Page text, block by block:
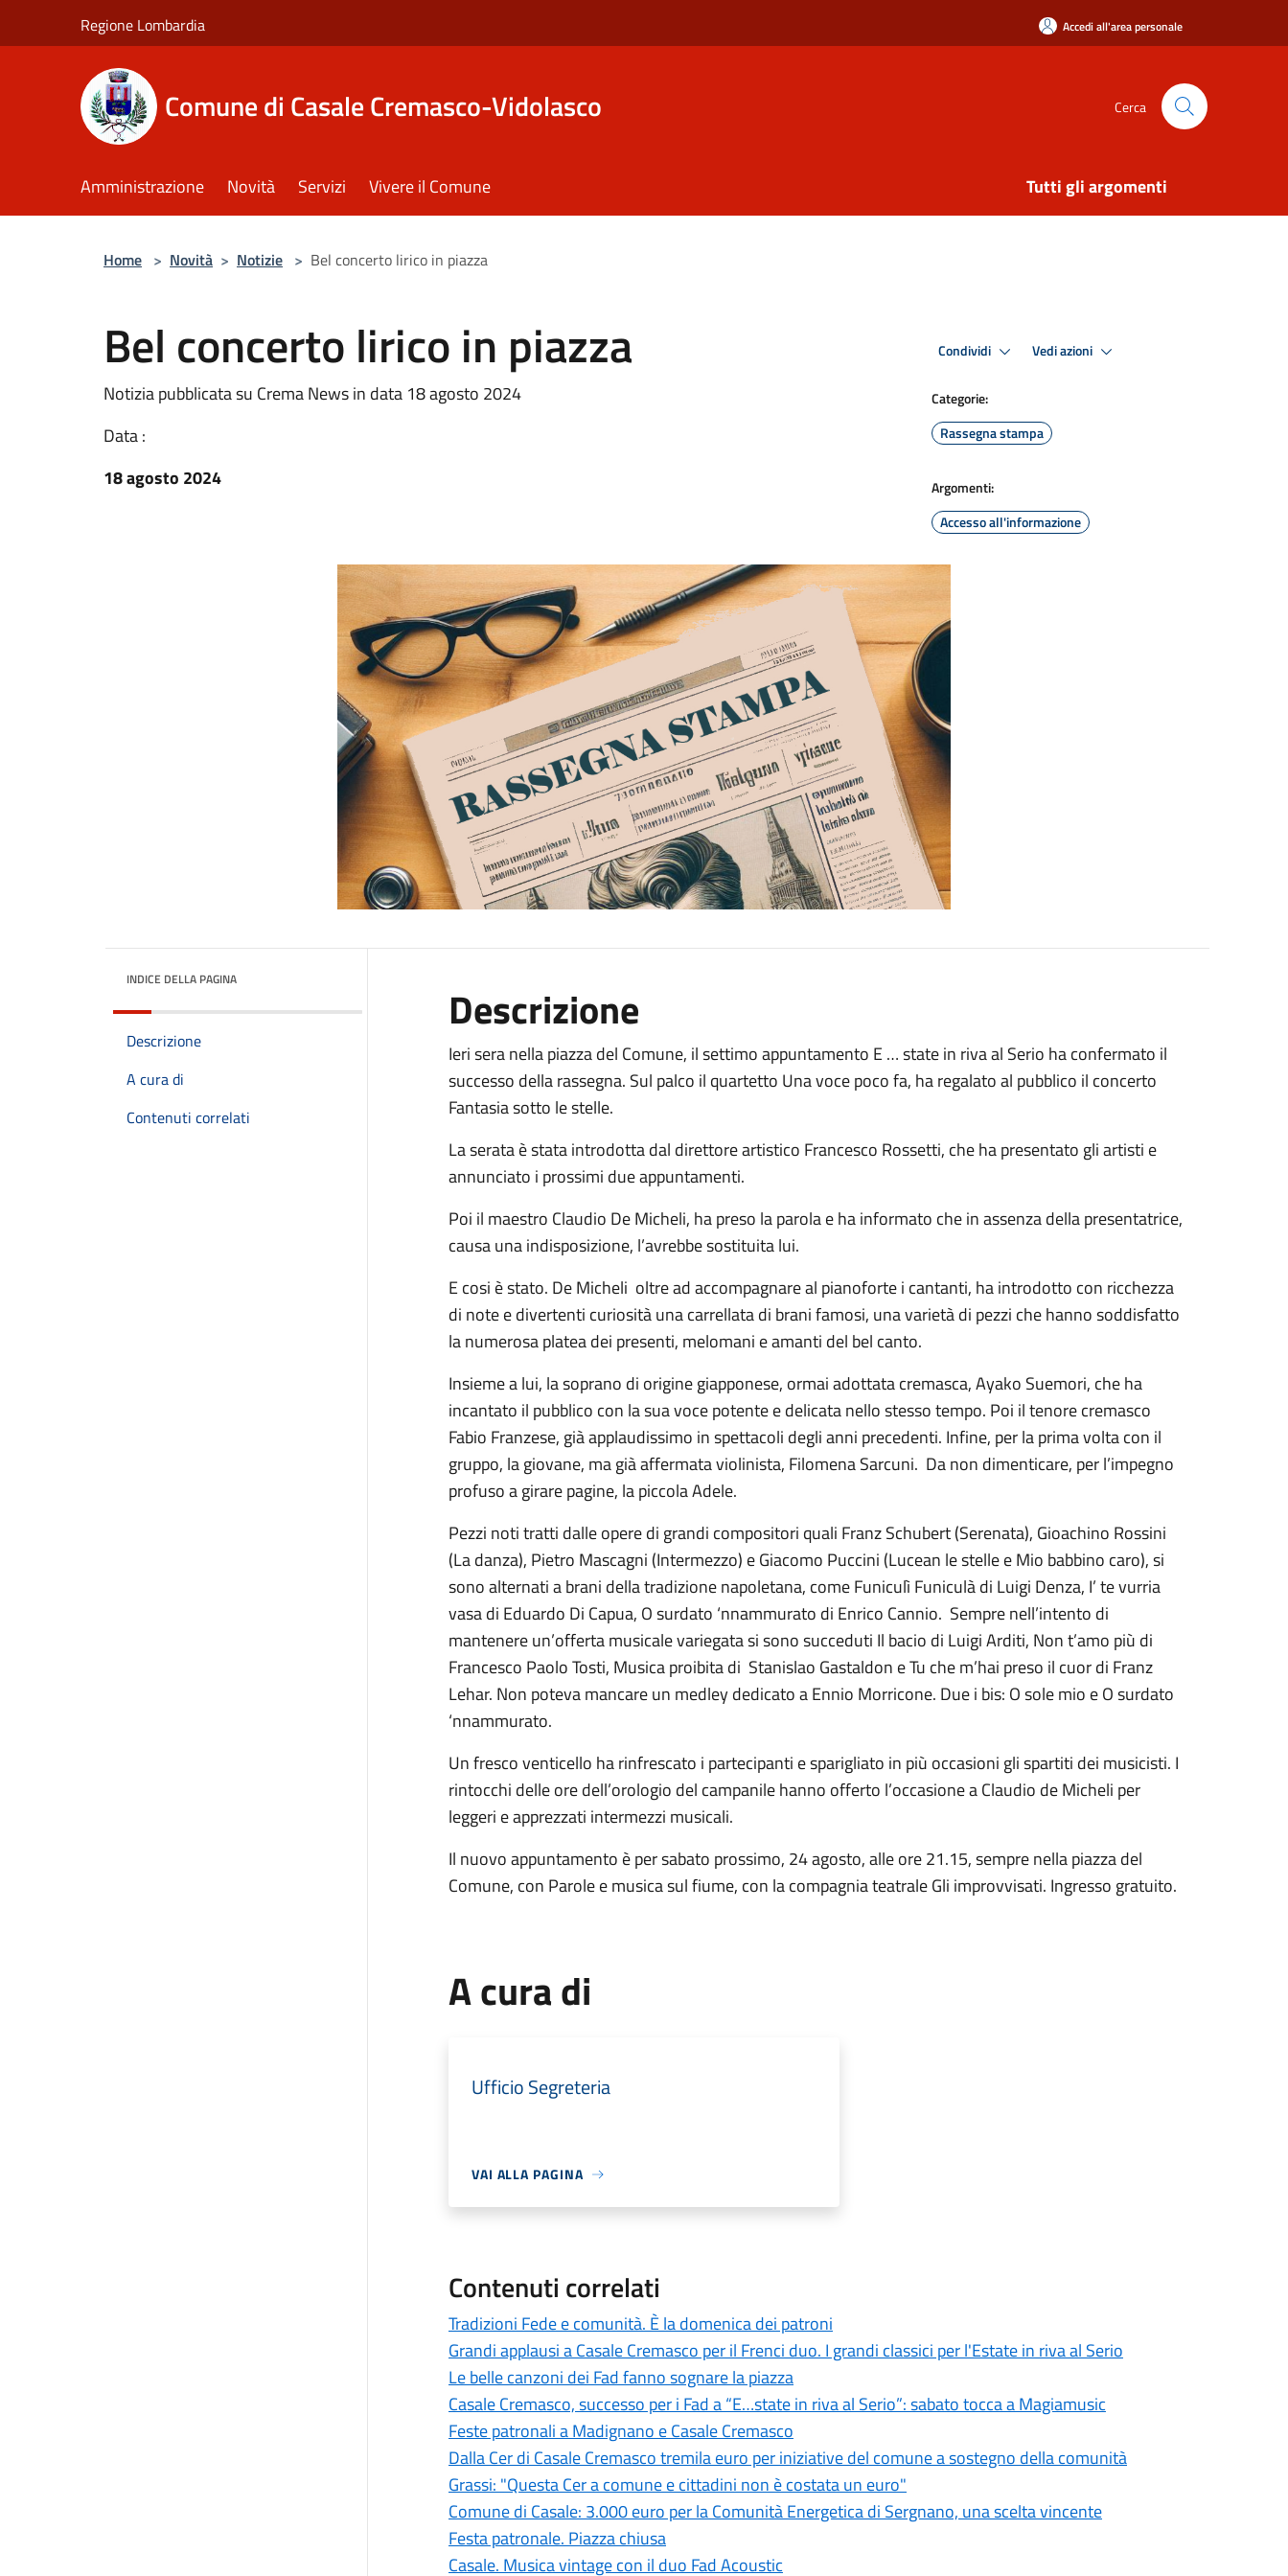
Regione Lombardia Accedi all'area personale
Comune di Casale Cremasco-Vidolasco Cerca
Amministrazione Novità Servizi Vivere il Comune Tutti gli argomenti
Home > Novità > Notizie > Bel concerto lirico in piazza
Bel concerto lirico in piazza
Notizia pubblicata su Crema News in data 18 agosto 2024
Data :
18 agosto 2024
Condividi Vedi azioni
Categorie:
Rassegna stampa
Argomenti:
Accesso all'informazione
INDICE DELLA PAGINA
Descrizione
A cura di
Contenuti correlati
Descrizione
Ieri sera nella piazza del Comune, il settimo appuntamento E … state in riva al Serio ha confermato il
successo della rassegna. Sul palco il quartetto Una voce poco fa, ha regalato al pubblico il concerto
Fantasia sotto le stelle.
La serata è stata introdotta dal direttore artistico Francesco Rossetti, che ha presentato gli artisti e
annunciato i prossimi due appuntamenti.
Poi il maestro Claudio De Micheli, ha preso la parola e ha informato che in assenza della presentatrice,
causa una indisposizione, l’avrebbe sostituita lui.
E cosi è stato. De Micheli oltre ad accompagnare al pianoforte i cantanti, ha introdotto con ricchezza
di note e divertenti curiosità una carrellata di brani famosi, una varietà di pezzi che hanno soddisfatto
la numerosa platea dei presenti, melomani e amanti del bel canto.
Insieme a lui, la soprano di origine giapponese, ormai adottata cremasca, Ayako Suemori, che ha
incantato il pubblico con la sua voce potente e delicata nello stesso tempo. Poi il tenore cremasco
Fabio Franzese, già applaudissimo in spettacoli degli anni precedenti. Infine, per la prima volta con il
gruppo, la giovane, ma già affermata violinista, Filomena Sarcuni. Da non dimenticare, per l’impegno
profuso a girare pagine, la piccola Adele.
Pezzi noti tratti dalle opere di grandi compositori quali Franz Schubert (Serenata), Gioachino Rossini
(La danza), Pietro Mascagni (Intermezzo) e Giacomo Puccini (Lucean le stelle e Mio babbino caro), si
sono alternati a brani della tradizione napoletana, come Funiculì Funiculà di Luigi Denza, I’ te vurria
vasa di Eduardo Di Capua, O surdato ‘nnammurato di Enrico Cannio. Sempre nell’intento di
mantenere un’offerta musicale variegata si sono succeduti Il bacio di Luigi Arditi, Non t’amo più di
Francesco Paolo Tosti, Musica proibita di Stanislao Gastaldon e Tu che m’hai preso il cuor di Franz
Lehar. Non poteva mancare un medley dedicato a Ennio Morricone. Due i bis: O sole mio e O surdato
‘nnammurato.
Un fresco venticello ha rinfrescato i partecipanti e sparigliato in più occasioni gli spartiti dei musicisti. I
rintocchi delle ore dell’orologio del campanile hanno offerto l’occasione a Claudio de Micheli per
leggeri e apprezzati intermezzi musicali.
Il nuovo appuntamento è per sabato prossimo, 24 agosto, alle ore 21.15, sempre nella piazza del
Comune, con Parole e musica sul fiume, con la compagnia teatrale Gli improvvisati. Ingresso gratuito.
A cura di
Ufficio Segreteria
VAI ALLA PAGINA
Contenuti correlati
Tradizioni Fede e comunità. È la domenica dei patroni
Grandi applausi a Casale Cremasco per il Frenci duo. I grandi classici per l'Estate in riva al Serio
Le belle canzoni dei Fad fanno sognare la piazza
Casale Cremasco, successo per i Fad a “E…state in riva al Serio”: sabato tocca a Magiamusic
Feste patronali a Madignano e Casale Cremasco
Dalla Cer di Casale Cremasco tremila euro per iniziative del comune a sostegno della comunità
Grassi: "Questa Cer a comune e cittadini non è costata un euro"
Comune di Casale: 3.000 euro per la Comunità Energetica di Sergnano, una scelta vincente
Festa patronale. Piazza chiusa
Casale. Musica vintage con il duo Fad Acoustic